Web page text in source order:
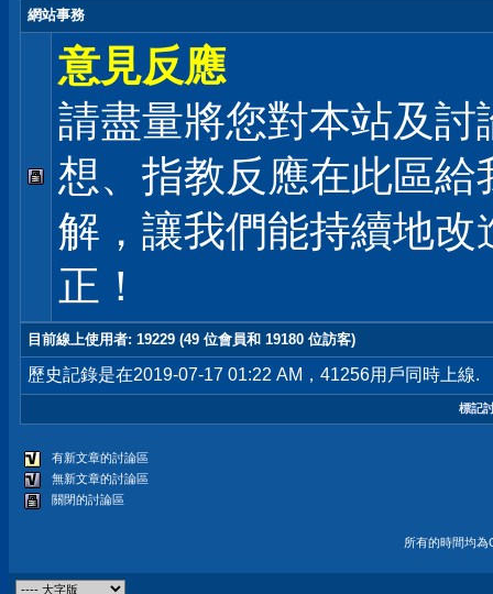
網站事務
意見反應
請盡量將您對本站及討
想、指教反應在此區給
解，讓我們能持續地改
正！
目前線上使用者: 19229 (49 位會員和 19180 位訪客)
歷史記錄是在2019-07-17 01:22 AM，41256用戶同時上線.
標記
有新文章的討論區
無新文章的討論區
關閉的討論區
所有的時間均為